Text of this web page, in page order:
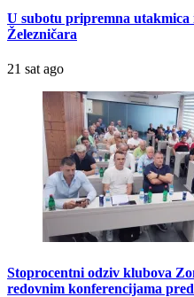
U subotu pripremna utakmica
Železničara
21 sat ago
Stoprocentni odziv klubova
redovnim konferencijama